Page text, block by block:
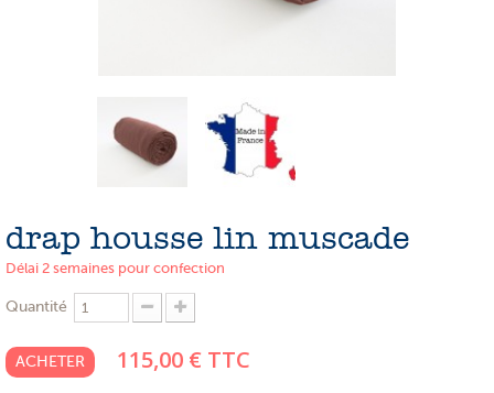
NOS CLIENTS ONT DU TALENT
SLOW E-SHOP
drap housse lin muscade
Délai 2 semaines pour confection
Quantité
ACHETER 115,00 € TTC